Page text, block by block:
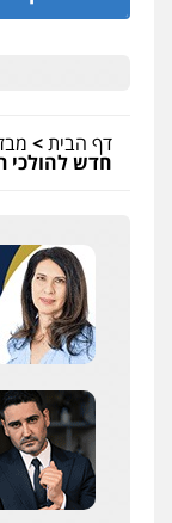
דף הבית>
חדש להולכי